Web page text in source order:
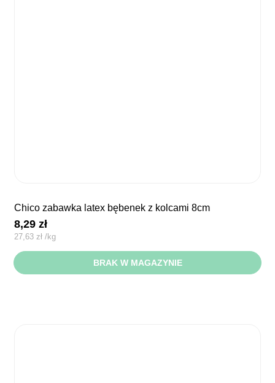
chico zabawka latex bębenek z kolcami 8cm
8,29zł
27,63 zł /kg
BRAK W MAGAZYNIE